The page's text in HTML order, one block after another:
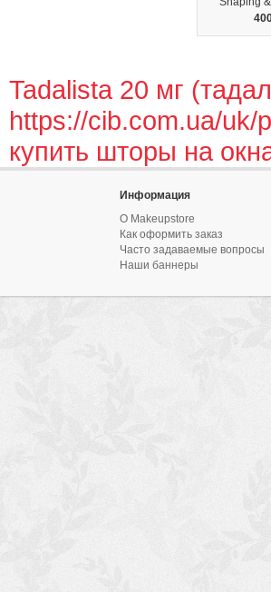
Tadalista 20 мг
https://cib.com.ua/uk/
купить шторы на
Информация
О Makeupstore
Как оформить заказ
Часто задаваемые вопросы
Наши баннеры